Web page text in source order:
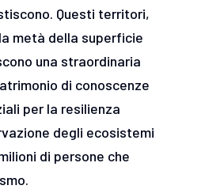
Questi territori,
metà della superficie
una straordinaria
di conoscenze
per la resilienza
degli ecosistemi
di persone che